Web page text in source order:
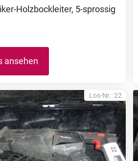
Holzbockleiter, 5-sprossig
ansehen
Los-Nr.: 22